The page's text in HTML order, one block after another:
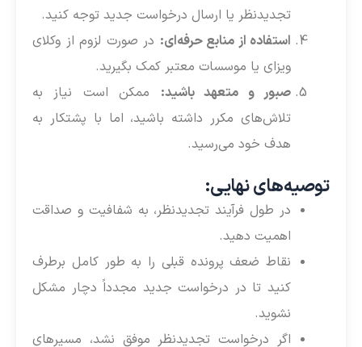
تجدیدنظر یا ارسال درخواست جدید توجه کنید.
استفاده از منابع حرفه‌ای: در صورت لزوم از وکلای
ویزای یا موسسات معتبر کمک بگیرید.
صبور و متعهد باشید: ممکن است نیاز به
تلاش‌های مکرر داشته باشید، اما با پشتکار به
هدف خود می‌رسید.
توصیه‌های نهایی:
در طول فرآیند تجدیدنظر، به شفافیت و صداقت
اهمیت دهید.
نقاط ضعف پرونده قبلی را به طور کامل برطرف
کنید تا در درخواست جدید مجدداً دچار مشکل
نشوید.
اگر درخواست تجدیدنظر موفق نشد، مسیرهای